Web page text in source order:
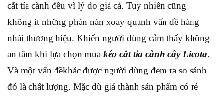
cắt tỉa cành đều vì lý do giá cả. Tuy nhiên cũng
không ít những phàn nàn xoay quanh vấn đề hàng
nhái thương hiệu. Khiến người dùng cảm thấy không
an tâm khi lựa chọn mua kéo cắt tỉa cành cây Licota.
Và một vấn đềkhác được người dùng đem ra so sánh
đó là chất lượng. Mặc dù giá thành sản phẩm có rẻ